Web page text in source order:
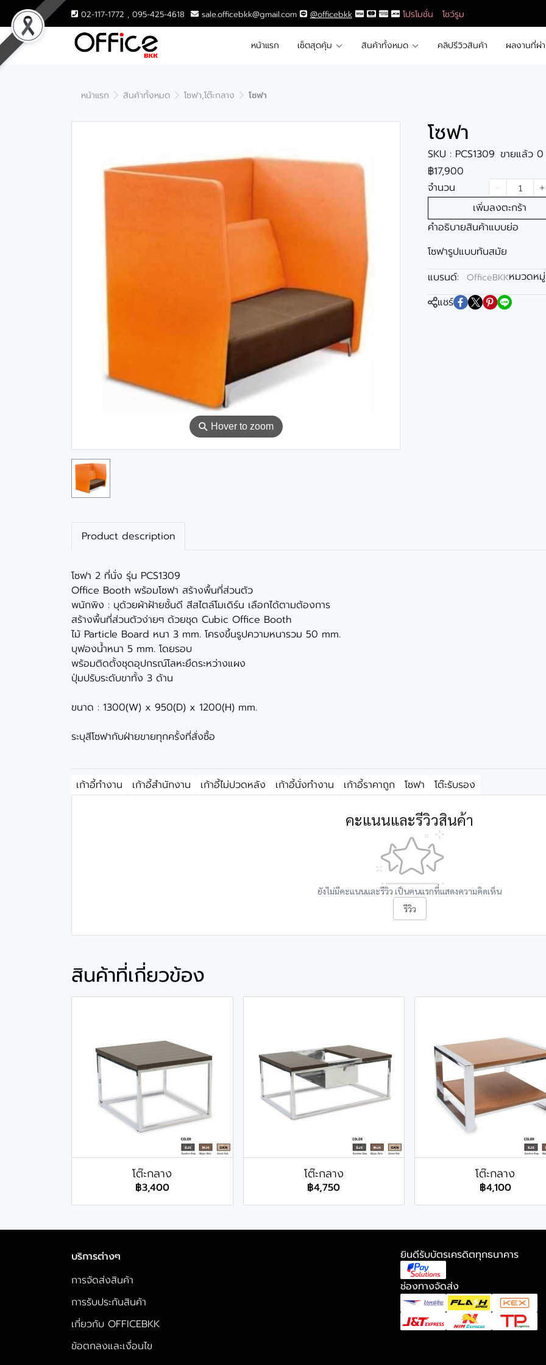
02-117-1772 , 095-425-4618 sale.officebkk@gmail.com @officebkk โปรโมชั่น โชว์รูม
หน้าแรก เซ็ตสุดคุ้ม สินค้าทั้งหมด คลิปรีวิวสินค้า ผลงานที่ผ่
หน้าแรก สินค้าทั้งหมด โซฟา,โต๊ะกลาง โซฟา
⚲ Hover to zoom
โซฟา
SKU : PCS1309 ขายแล้ว
฿17,900
จำนวน
เพิ่มลงตะกร้า
คำอธิบายสินค้าแบบย่อ
โซฟารูปแบบทันสมัย
แบรนด์:
OfficeBKKหมวดหมู่:
แชร์
Product description
โซฟา 2 ที่นั่ง รุ่น PCS1309
Office Booth พร้อมโซฟา สร้างพื้นที่ส่วนตัว
พนักพิง : บุด้วยผ้าฝ้ายชั้นดี สีสไตล์โมเดิร์น เลือกได้ตามต้องการ
สร้างพื้นที่ส่วนตัวง่ายๆ ด้วยชุด Cubic Office Booth
ไม้ ​Particle Board หนา 3 mm. โครงขึ้นรูปความหนารวม 50 mm.
บุฟองน้ำหนา 5 mm. โดยรอบ
พร้อมติดตั้งชุดอุปกรณ์โลหะยึดระหว่างแผง
ปุ่มปรับระดับขาทั้ง 3 ด้าน
ขนาด : 1300(W) x 950(D) x 1200(H) mm.
ระบุสีโซฟากับฝ่ายขายทุกครั้งที่สั่งซื้อ
เก้าอี้ทำงาน เก้าอี้สำนักงาน เก้าอี้ไม่ปวดหลัง เก้าอี้นั่งทำงาน เก้าอี้ราคาถูก โซฟา โต๊ะรับรอง
คะแนนและรีวิวสินค้า
ยังไม่มีคะแนนและรีวิว เป็นคนแรกที่แสดงความคิดเห็น
รีวิว
สินค้าที่เกี่ยวข้อง
โต๊ะกลาง
฿3,400
โต๊ะกลาง
฿4,750
โต๊ะกลาง
฿4,100
บริการต่างๆ
การจัดส่งสินค้า
การรับประกันสินค้า
เกี่ยวกับ OFFICEBKK
ข้อตกลงและเงื่อนไข
ยินดีรับบัตรเครดิตทุกธนาคาร
ช่องทางจัดส่ง